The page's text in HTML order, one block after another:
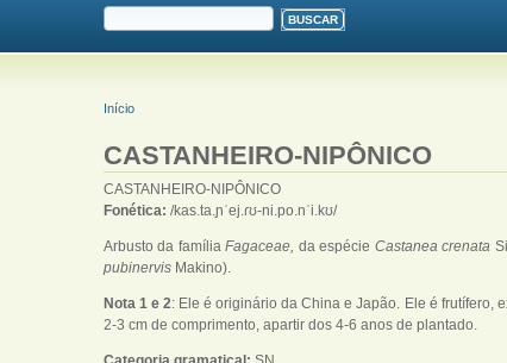
FORMULÁRIO DE BUSCA
VOCÊ ESTÁ AQUI
Início
CASTANHEIRO-NIPÔNICO
CASTANHEIRO-NIPÔNICO
Fonética: /kas.ta.ɲˈej.ɾʊ-ni.po.nˈi.kʊ/
Arbusto da famíliaFagaceae, da espécie Castanea crenata
pubinervis Makino).
Nota 1 e 2: Ele é originário da China e Japão. Ele é frutífero,
2-3 cm de comprimento, apartir dos 4-6 anos de plantado.